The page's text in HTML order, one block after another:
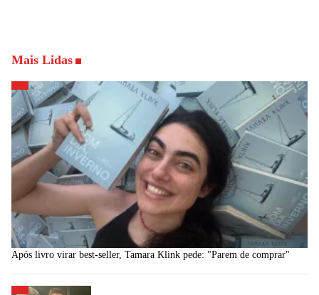
Mais Lidas
Após livro virar best-seller, Tamara Klink pede: "Parem de comprar"